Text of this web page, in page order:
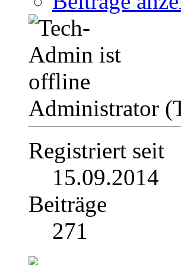
Administrator
Registriert seit
15.09.2014
Beiträge
271